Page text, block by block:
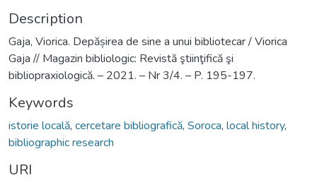
Description
Gaja, Viorica. Depășirea de sine a unui bibliotecar / Viorica
Gaja // Magazin bibliologic: Revistă ştiinţifică şi
bibliopraxiologică. – 2021. – Nr 3/4. – P. 195-197.
Keywords
istorie locală, cercetare bibliografică, Soroca, local history,
bibliographic research
URI